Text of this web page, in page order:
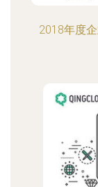
2018年度